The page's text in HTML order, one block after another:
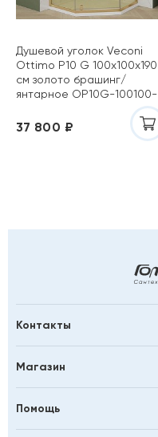
Душевой уголок Veconi
Ottimo P10 G 100х100х190
см золото брашинг/
янтарное OP10G-100100-
37 800 ₽
Контакты
Магазин
Помощь